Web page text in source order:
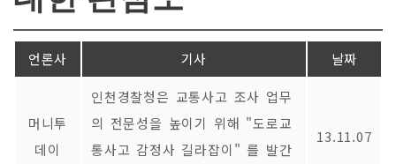
언론사 기사 날짜
머니투
데이
인천경찰청은 교통사고 조사 업무
의 전문성을 높이기 위해 "도로교
통사고 감정사 길라잡이" 를 발간
13.11.07